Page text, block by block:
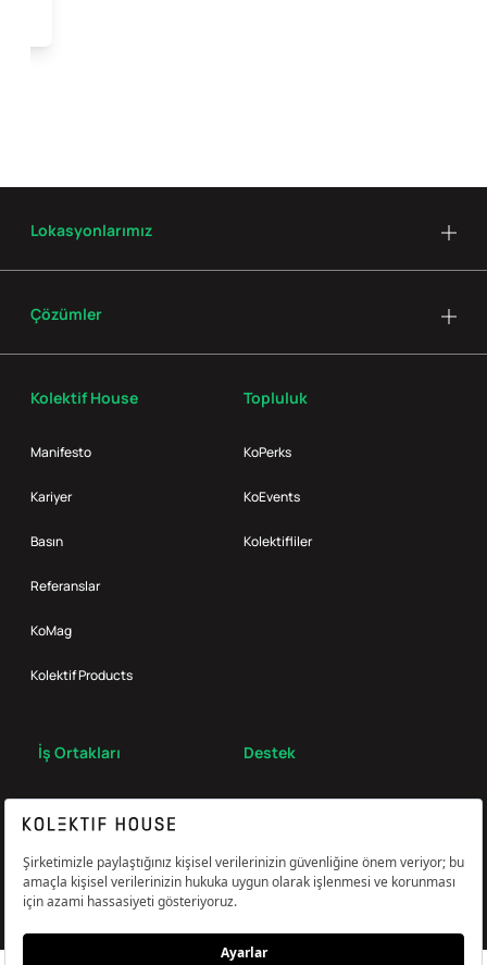
Kolektif House
Manifesto
Kariyer
Basın
Referanslar
KoMag
Kolektif Products
Topluluk
KoPerks
KoEvents
Kolektifliler
İş Ortakları Destek
Lokasyonlarımız
Çözümler